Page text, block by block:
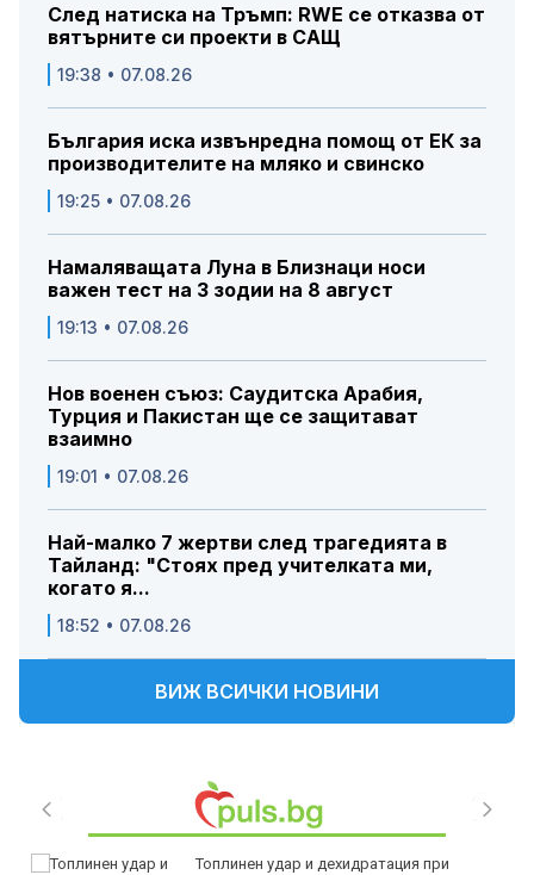
След натиска на Тръмп: RWE се отказва от
вятърните си проекти в САЩ
19:38 • 07.08.26
България иска извънредна помощ от ЕК за
производителите на мляко и свинско
19:25 • 07.08.26
Намаляващата Луна в Близнаци носи
важен тест на 3 зодии на 8 август
19:13 • 07.08.26
Нов военен съюз: Саудитска Арабия,
Турция и Пакистан ще се защитават
взаимно
19:01 • 07.08.26
Най-малко 7 жертви след трагедията в
Тайланд: "Стоях пред учителката ми,
когато я...
18:52 • 07.08.26
ВИЖ ВСИЧКИ НОВИНИ
Топлинен удар и дехидратация при